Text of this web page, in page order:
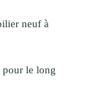
neuf à
pour le long